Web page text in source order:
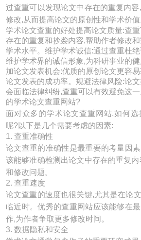
过查重可以发现论文中存在的重复内
修改,从而提高论文的原创性和学术价值
学术论文查重的好处提高论文质量:查
存在的重复和抄袭内容,帮助作者修改
学术水平。维护学术诚信:通过查重杜
维护学术界的诚信形象,为科研事业的
加论文发表机会:优质的原创论文更容
论文发表的成功率。规避法律风险:论
会面临法律纠纷,查重可以有效避免这
的学术论文查重网站?
面对众多的学术论文查重网站,如何
呢?以下是几个需要考虑的因素:
1. 查重准确性
论文查重的准确性是最重要的考量因
该能够准确检测出论文中存在的重复
和修改问题。
2. 查重速度
论文查重的速度也很关键,尤其是在论
临近时。优秀的查重网站应该能够在
作,为作者争取更多修改时间。
3. 数据隐私和安全